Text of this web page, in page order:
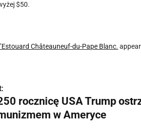
$50.
Châteauneuf-du-Pape Blanc.
rocznicę USA Trump
w Ameryce